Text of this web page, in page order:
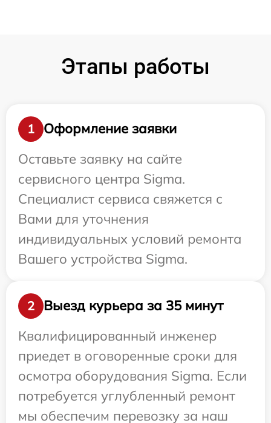
Этапы работы
1
Оформление заявки
Оставьте заявку на сайте
сервисного центра Sigma.
Специалист сервиса свяжется с
Вами для уточнения
индивидуальных условий ремонта
Вашего устройства Sigma.
2
Выезд курьера за 35 минут
Квалифицированный инженер
приедет в оговоренные сроки для
осмотра оборудования Sigma. Если
потребуется углубленный ремонт
мы обеспечим перевозку за наш